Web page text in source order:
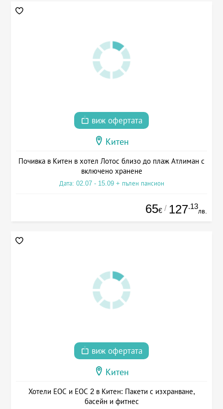
виж офертата
Китен
Почивка в Китен в хотел Лотос близо до плаж Атлиман с
включено хранене
Дата: 02.07 - 15.09 + пълен пансион
65€ / 127.13
лв.
виж офертата
Китен
Хотели ЕОС и ЕОС 2 в Китен: Пакети с изхранване,
басейн и фитнес